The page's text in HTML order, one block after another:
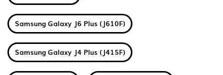
Samsung Galaxy J6 Plus (J610F)
Samsung Galaxy J4 Plus (J415F)